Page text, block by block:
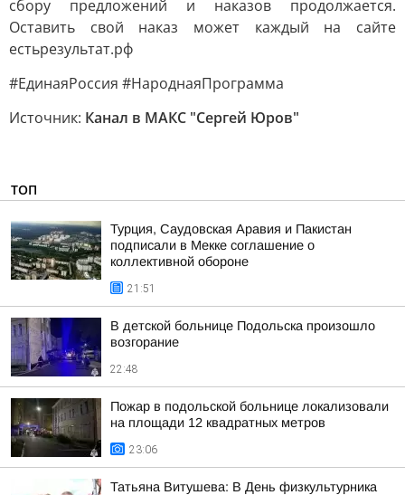
сбору предложений и наказов продолжается.
Оставить свой наказ может каждый на сайте
естьрезультат.рф
#ЕдинаяРоссия #НароднаяПрограмма
Источник: Канал в МАКС "Сергей Юров"
ТОП
Турция, Саудовская Аравия и Пакистан
подписали в Мекке соглашение о
коллективной обороне
21:51
В детской больнице Подольска произошло
возгорание
22:48
Пожар в подольской больнице локализовали
на площади 12 квадратных метров
23:06
Татьяна Витушева: В День физкультурника